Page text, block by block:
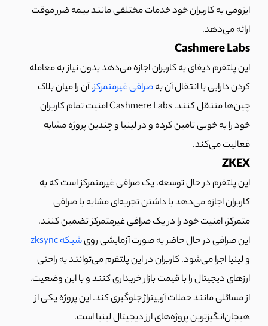
ایزومی به کاربران خود خدمات مختلفی مانند بیمه ضرر موقت
ارائه می‌دهد.
Cashmere Labs
این پلتفرم دیفای به کاربران اجازه می‌دهد بدون نیاز به معامله
کردن دارایی یا انتقال آن بهصرافی غیرمتمرکز، آن را میان بلاک
چین‌ها منتقل کنند. Cashmere Labs امنیت تمام کاربران
خود را به خوبی تامین کرده و در لینیا و چندین پروژه مشابه
فعالیت می‌کند.
ZKEX
این پلتفرم در حال توسعه، یک صرافی غیرمتمرکز است که به
کاربران اجازه می‌دهد با داشتن تجربه‌ای مشابه با صرافی
متمرکز، امنیت خود را در یک صرافی غیرمتمرکز تضمین کنند.
این صرافی در حال حاضر به صورت آزمایشی رویشبکه zksync
و لینیا اجرا می‌شود. کاربران در این پلتفرم می‌توانند به راحتی
ارزهای دیجیتال را با قیمت بازار خریداری کنند و با این وضعیت،
از مسائلی مانند حملات آربیتراژ جلوگیری کند. این پروژه یکی از
هیجان‌انگیزترین پروژه‌های ارز دیجیتال لینیا است.